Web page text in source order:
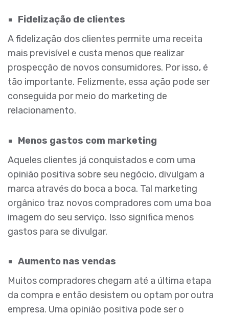
Fidelização de clientes
A fidelização dos clientes permite uma receita
mais previsível e custa menos que realizar
prospecção de novos consumidores. Por isso, é
tão importante. Felizmente, essa ação pode ser
conseguida por meio do marketing de
relacionamento.
Menos gastos com marketing
Aqueles clientes já conquistados e com uma
opinião positiva sobre seu negócio, divulgam a
marca através do boca a boca. Tal marketing
orgânico traz novos compradores com uma boa
imagem do seu serviço. Isso significa menos
gastos para se divulgar.
Aumento nas vendas
Muitos compradores chegam até a última etapa
da compra e então desistem ou optam por outra
empresa. Uma opinião positiva pode ser o